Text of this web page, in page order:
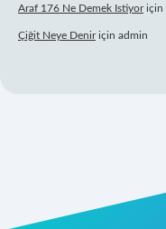
Araf 176 Ne Demek Istiyoriçin
Çiğit Neye Deniriçin admin